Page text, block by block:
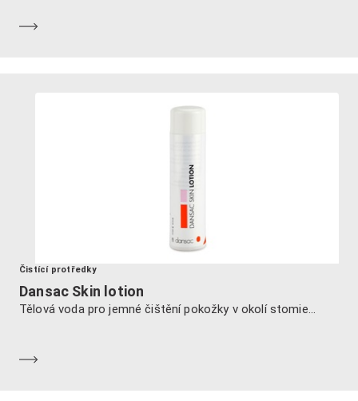
Čistící protředky
Dansac Skin lotion
Tělová voda pro jemné čištění pokožky v okolí stomie...